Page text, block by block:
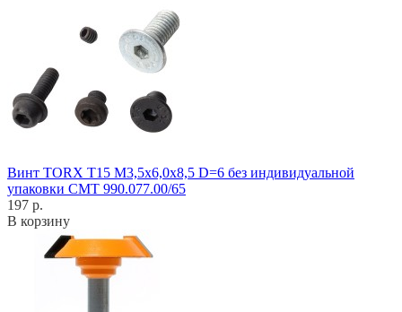
Винт TORX T15 M3,5x6,0x8,5 D=6 без индивидуальной
упаковки CMT 990.077.00/65
197 р.
В корзину